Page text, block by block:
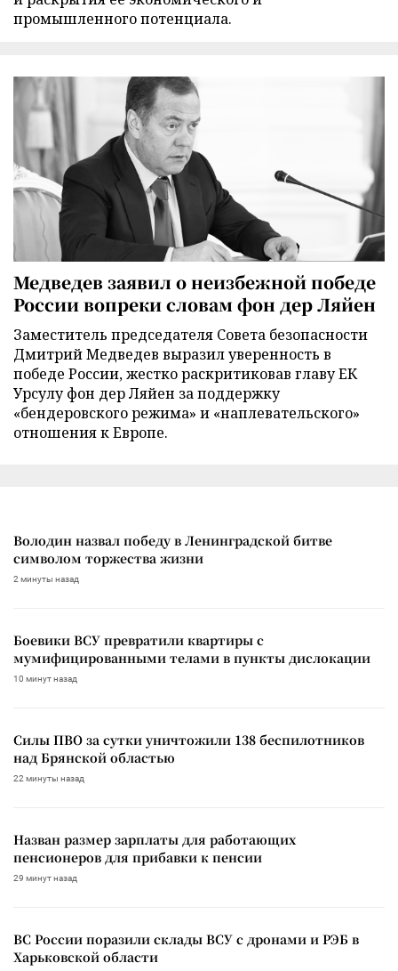
промышленного потенциала.
Медведев заявил о неизбежной победе
России вопреки словам фон дер Ляйен
Заместитель председателя Совета безопасности
Дмитрий Медведев выразил уверенность в
победе России, жестко раскритиковав главу ЕК
Урсулу фон дер Ляйен за поддержку
«бендеровского режима» и «наплевательского»
отношения к Европе.
Володин назвал победу в Ленинградской битве
символом торжества жизни
2 минуты назад
Боевики ВСУ превратили квартиры с
мумифицированными телами в пункты дислокации
10 минут назад
Силы ПВО за сутки уничтожили 138 беспилотников
над Брянской областью
22 минуты назад
Назван размер зарплаты для работающих
пенсионеров для прибавки к пенсии
29 минут назад
ВС России поразили склады ВСУ с дронами и РЭБ в
Харьковской области